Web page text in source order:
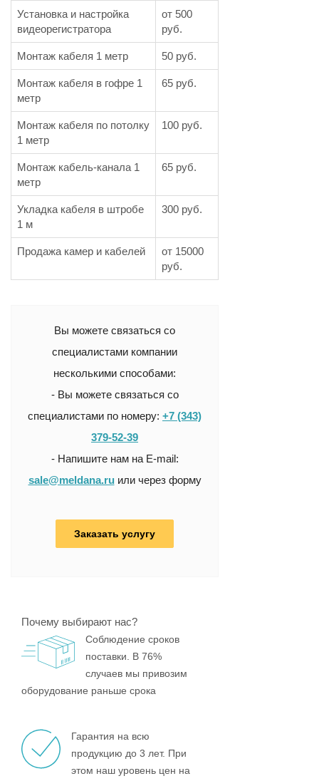
Установка и настройка
видеорегистратора
от 500
руб.
Монтаж кабеля 1 метр 50 руб.
Монтаж кабеля в гофре 1
метр
65 руб.
Монтаж кабеля по потолку
1 метр
100 руб.
Монтаж кабель-канала 1
метр
65 руб.
Укладка кабеля в штробе
1 м
300 руб.
Продажа камер и кабелей
от 15000
руб.
Вы можете связаться со
специалистами компании
несколькими способами:
- Вы можете связаться со
специалистами по номеру: +7 (343)
379-52-39
- Напишите нам на E-mail:
sale@meldana.ruили через форму
Заказать услугу
Почему выбирают нас?
Соблюдение сроков
поставки. В 76%
случаев мы привозим
оборудование раньше срока
Гарантия на всю
продукцию до 3 лет. При
этом наш уровень цен на